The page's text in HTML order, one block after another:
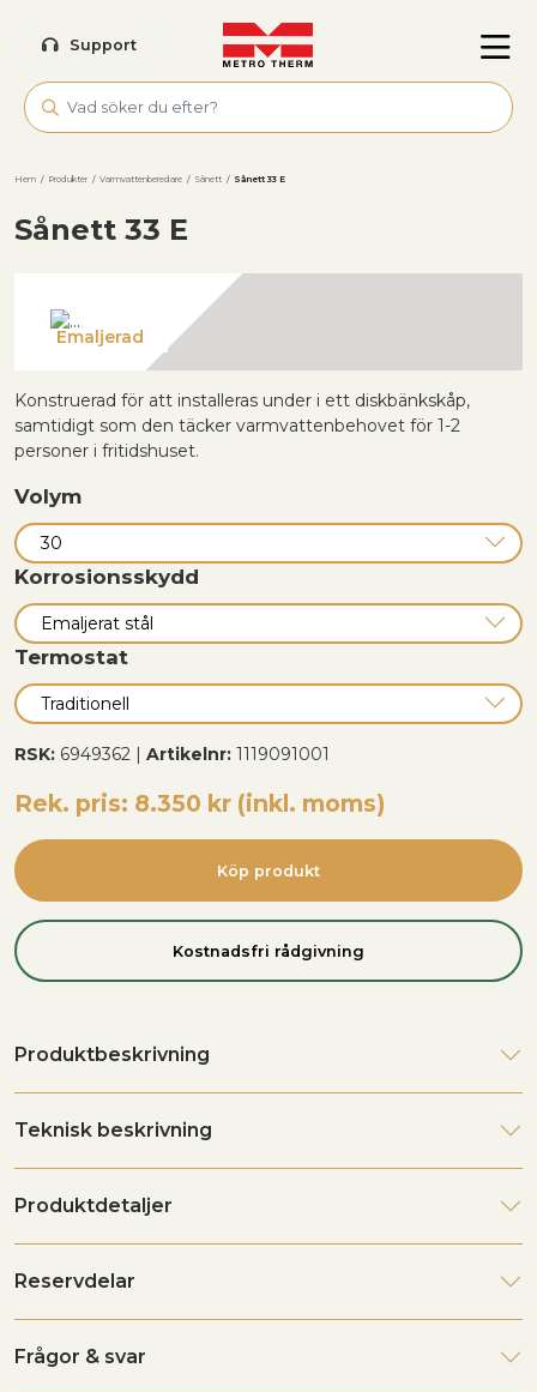
Support
Hem / Produkter / Varmvattenberedare / Sånett / Sånett 33 E
Sånett 33 E
Emaljerad
Konstruerad för att installeras under i ett diskbänkskåp,
samtidigt som den täcker varmvattenbehovet för 1-2
personer i fritidshuset.
Volym
Korrosionsskydd
Termostat
RSK: 6949362 | Artikelnr: 1119091001
Rek. pris: 8.350 kr (inkl. moms)
Köp produkt
Kostnadsfri rådgivning
Produktbeskrivning
Teknisk beskrivning
Produktdetaljer
Reservdelar
Frågor & svar